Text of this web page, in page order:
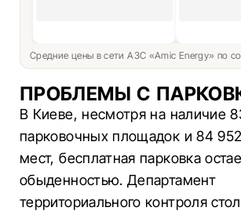
Средние цены в сети АЗС «Amic Energy» по
ПРОБЛЕМЫ С
В Киеве, несмотря на наличие
парковочных площадок и 84
мест, бесплатная парковка
обыденностью. Департамент
территориального контроля